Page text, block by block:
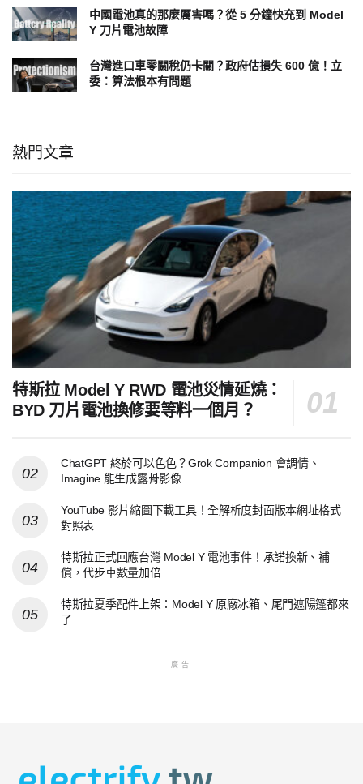
中國電池真的那麼厲害嗎？從 5 分鐘快充到 Model
Y 刀片電池故障
台灣進口車零關稅仍卡關？政府估損失 600 億！立
委：算法根本有問題
熱門文章
特斯拉 Model Y RWD 電池災情延燒：
BYD 刀片電池換修要等料一個月？
ChatGPT 終於可以色色？Grok Companion 會調情、
Imagine 能生成露骨影像
YouTube 影片縮圖下載工具！全解析度封面版本網址格式
對照表
特斯拉正式回應台灣 Model Y 電池事件！承諾換新、補
償，代步車數量加倍
特斯拉夏季配件上架：Model Y 原廠冰箱、尾門遮陽篷都來
了
廣告